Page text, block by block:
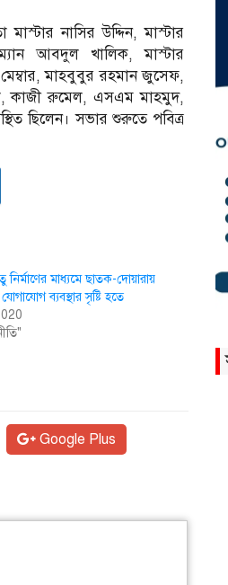
নাসির উদ্দিন, মাস্টার
আবদুল খালিক, মাস্টার
মাহবুবুর রহমান জুসেফ,
রুমেল, এসএম মাহমুদ,
ছিলেন। সভার শুরুতে পবিত্র
নির্মাণের মাধ্যমে ছাতক-দোয়ারায়
ব্যবস্থার সৃষ্টি হতে
Google Plus